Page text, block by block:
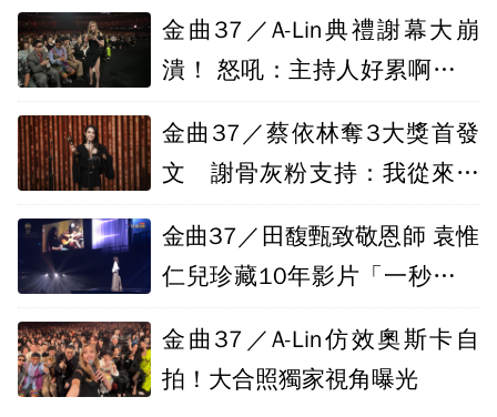
金曲37／A-Lin典禮謝幕大崩
潰！ 怒吼：主持人好累啊我要
金曲37／蔡依林奪3大獎首發
文 謝骨灰粉支持：我從來不
金曲37／田馥甄致敬恩師 袁惟
仁兒珍藏10年影片「一秒都沒
金曲37／A-Lin仿效奧斯卡自
拍！大合照獨家視角曝光